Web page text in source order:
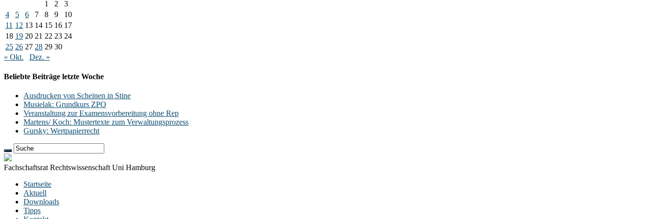
1
2
3
4
5 6 7 8 9
10
11 12 13 14 15 16 17
18 19 20 21 22 23 24
25 26 27 28 29 30
« Okt.
Dez. »
Beliebte Beiträge letzte Woche
Ausdrucken von Scheinen in Stine
Musielak: Grundkurs ZPO
Veranstaltung zur Examensvorbereitung ohne Rep
Martens/ Koch: Mustertexte zum Verwaltungsprozess
Gursky: Wertpapierrecht
Fachschaftsrat Rechtswissenschaft Uni Hamburg
Startseite
Aktuell
Downloads
Tipps